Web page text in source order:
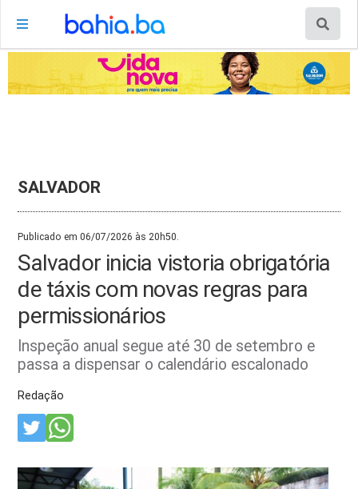
SALVADOR
Publicado em 06/07/2026 às 20h50.
Salvador inicia vistoria obrigatória
de táxis com novas regras para
permissionários
Inspeção anual segue até 30 de setembro e
passa a dispensar o calendário escalonado
Redação